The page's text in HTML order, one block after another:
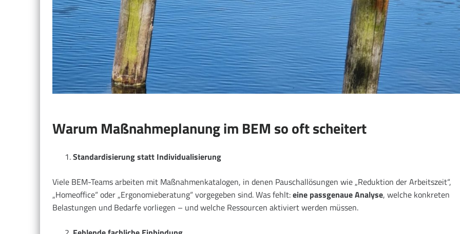
Warum Maßnahmeplanung im BEM so oft scheitert
Standardisierung statt Individualisierung
Viele BEM-Teams arbeiten mit Maßnahmenkatalogen, in denen Pauschallösungen wie „Reduktion der Arbeitszeit“,
„Homeoffice“ oder „Ergonomieberatung“ vorgegeben sind. Was fehlt:eine passgenaue Analyse, welche konkreten
Belastungen und Bedarfe vorliegen – und welche Ressourcen aktiviert werden müssen.